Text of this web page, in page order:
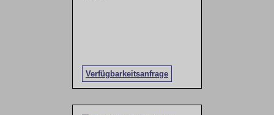
Verfügbarkeitsanfrage